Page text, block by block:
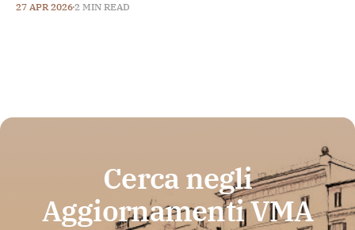
27 APR 20262 MIN READ
Cerca negli
Aggiornamenti VMA